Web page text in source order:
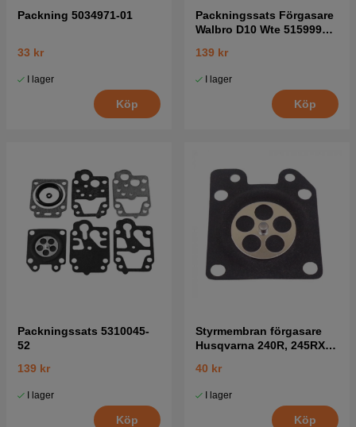
Packning 5034971-01
33 kr
I lager
Köp
Packningssats Förgasare
Walbro D10 Wte 5159996-
139 kr
I lager
Köp
Packningssats 5310045-
52
139 kr
I lager
Köp
Styrmembran förgasare
Husqvarna 240R, 245RX,
40 kr
I lager
Köp